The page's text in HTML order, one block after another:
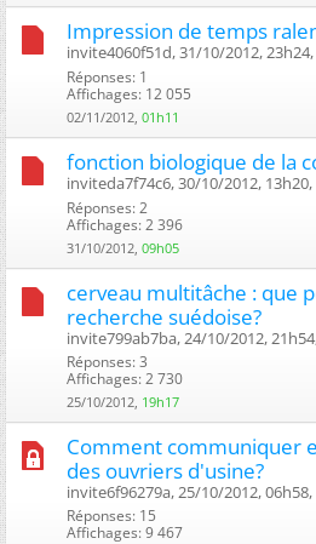
Impression de temps
invite4060f51d, 31/10/2012, 23h24, ‎
Réponses: 1
Affichages: 12 055
02/11/2012, 01h11
fonction biologique de la
inviteda7f74c6, 30/10/2012, 13h20, ‎
Réponses: 2
Affichages: 2 396
31/10/2012, 09h05
cerveau multitâche : que
recherche suédoise?
invite799ab7ba, 24/10/2012,
Réponses: 3
Affichages: 2 730
25/10/2012, 19h17
Comment communiquer
des ouvriers d'usine?
invite6f96279a, 25/10/2012, 06h58, ‎
Réponses: 15
Affichages: 9 467